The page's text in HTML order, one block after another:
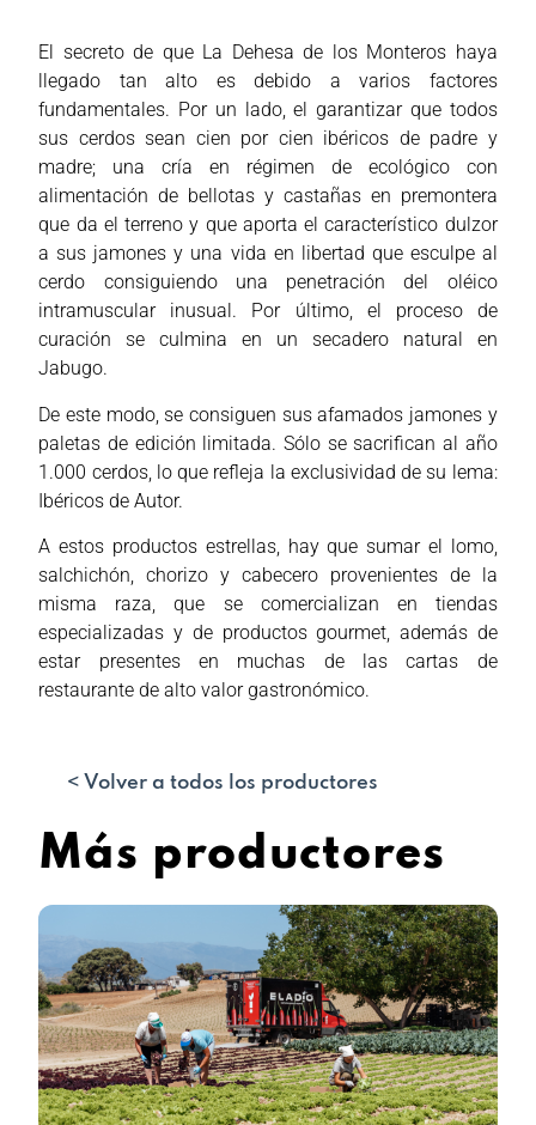
El secreto de que La Dehesa de los Monteros haya
llegado tan alto es debido a varios factores
fundamentales. Por un lado, el garantizar que todos
sus cerdos sean cien por cien ibéricos de padre y
madre; una cría en régimen de ecológico con
alimentación de bellotas y castañas en premontera
que da el terreno y que aporta el característico dulzor
a sus jamones y una vida en libertad que esculpe al
cerdo consiguiendo una penetración del oléico
intramuscular inusual. Por último, el proceso de
curación se culmina en un secadero natural en
Jabugo.
De este modo, se consiguen sus afamados jamones y
paletas de edición limitada. Sólo se sacrifican al año
1.000 cerdos, lo que refleja la exclusividad de su lema:
Ibéricos de Autor.
A estos productos estrellas, hay que sumar el lomo,
salchichón, chorizo y cabecero provenientes de la
misma raza, que se comercializan en tiendas
especializadas y de productos gourmet, además de
estar presentes en muchas de las cartas de
restaurante de alto valor gastronómico.
< Volver a todos los productores
Más productores